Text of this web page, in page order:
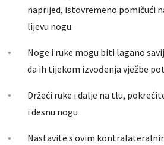
naprijed, istovremeno pomičući
lijevu nogu.
Noge i ruke mogu biti lagano
da ih tijekom izvođenja vježbe
Držeći ruke i dalje na tlu,
i desnu nogu
Nastavite s ovim